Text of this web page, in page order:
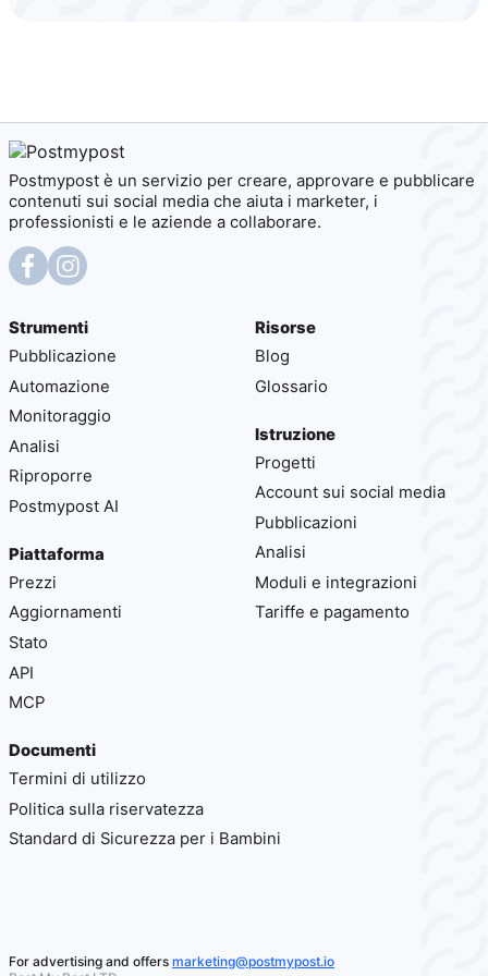
Postmypost è un servizio per creare, approvare e pubblicare
contenuti sui social media che aiuta i marketer, i
professionisti e le aziende a collaborare.
Strumenti
Pubblicazione
Automazione
Monitoraggio
Analisi
Riproporre
Postmypost AI
Piattaforma
Prezzi
Aggiornamenti
Stato
API
MCP
Risorse
Blog
Glossario
Istruzione
Progetti
Account sui social media
Pubblicazioni
Analisi
Moduli e integrazioni
Tariffe e pagamento
Documenti
Termini di utilizzo
Politica sulla riservatezza
Standard di Sicurezza per i Bambini
For advertising and offers marketing@postmypost.io